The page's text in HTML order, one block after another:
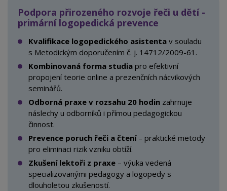
Podpora přirozeného rozvoje řeči u dětí -
primární logopedická prevence
Kvalifikace logopedického asistenta v souladu
s Metodickým doporučením č. j. 14712/2009-61.
Kombinovaná forma studia pro efektivní
propojení teorie online a prezenčních nácvikových
seminářů.
Odborná praxe v rozsahu 20 hodin zahrnuje
náslechy u odborníků i přímou pedagogickou
činnost.
Prevence poruch řeči a čtení– praktické metody
pro eliminaci rizik vzniku obtíží.
Zkušení lektoři z praxe – výuka vedená
specializovanými pedagogy a logopedy s
dlouholetou zkušeností.